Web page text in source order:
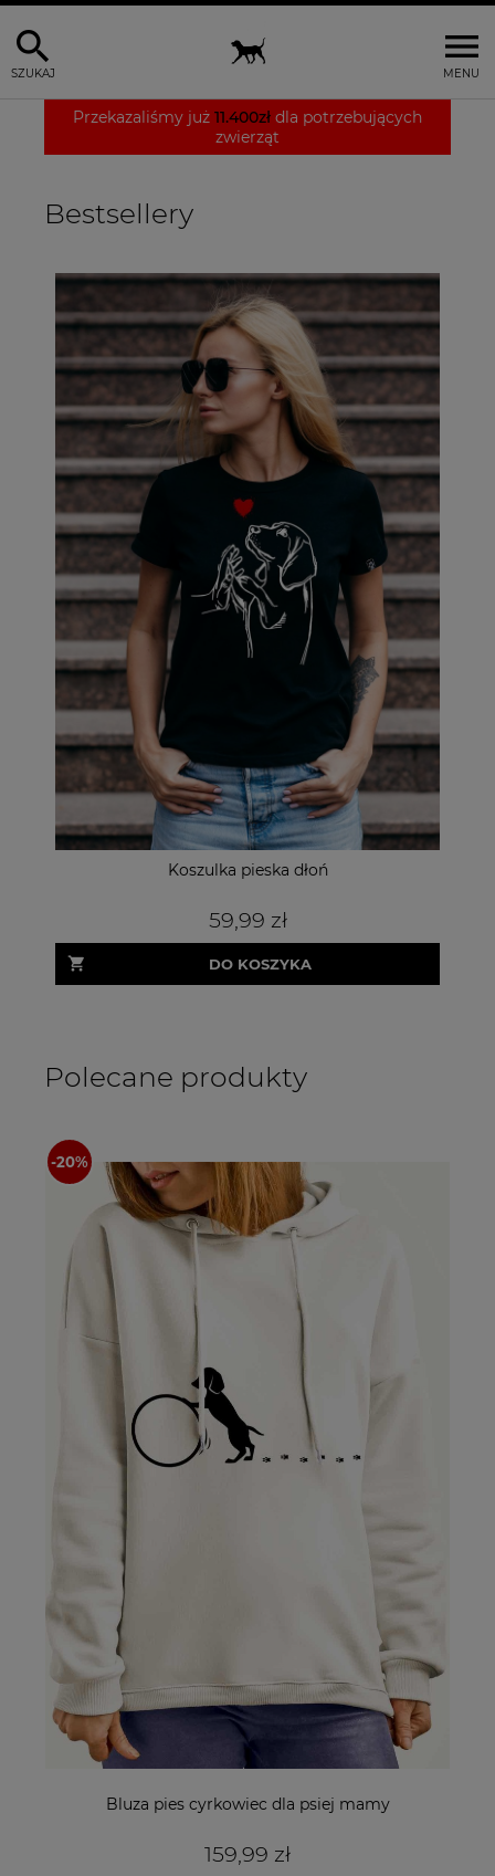
MENU
SZUKAJ
Przekazaliśmy już 11.400zł dla potrzebujących
zwierząt
Bestsellery
Drewniane podkładki pod kubek kolorowe pieski
9,99 zł
DO KOSZYKA
Polecane produkty
Bluza pies cyrkowiec dla psiej mamy
159,99 zł